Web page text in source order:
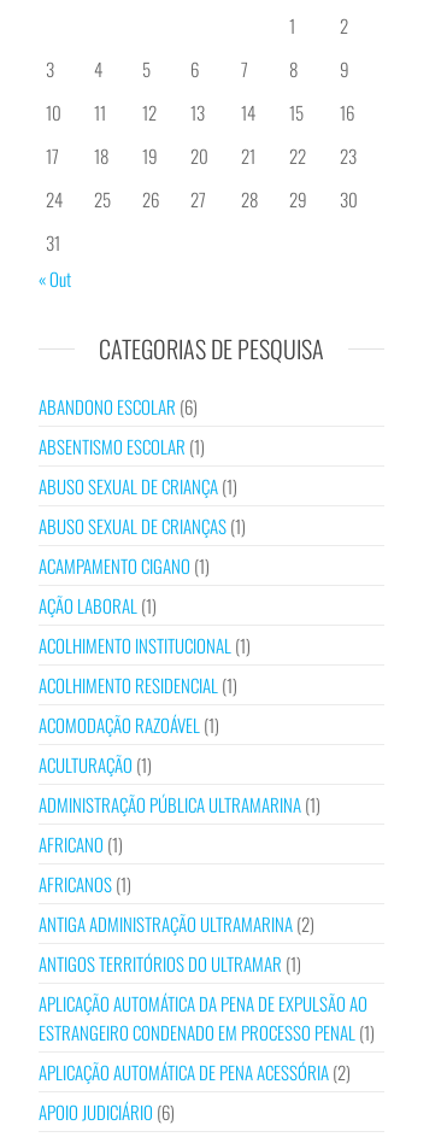
1
2
3
4 5 6 7 8
9
10
11 12 13 14 15
16
17
18 19 20 21 22
23
24
25 26 27 28 29
30
31
« Out
CATEGORIAS DE PESQUISA
ABANDONO ESCOLAR (6)
ABSENTISMO ESCOLAR (1)
ABUSO SEXUAL DE CRIANÇA(1)
ABUSO SEXUAL DE CRIANÇAS(1)
ACAMPAMENTO CIGANO (1)
AÇÃO LABORAL (1)
ACOLHIMENTO INSTITUCIONAL (1)
ACOLHIMENTO RESIDENCIAL (1)
ACOMODAÇÃO RAZOÁVEL (1)
ACULTURAÇÃO (1)
ADMINISTRAÇÃO PÚBLICA ULTRAMARINA(1)
AFRICANO (1)
AFRICANOS(1)
ANTIGA ADMINISTRAÇÃO ULTRAMARINA(2)
ANTIGOS TERRITÓRIOS DO ULTRAMAR (1)
APLICAÇÃO AUTOMÁTICA DA PENA DE EXPULSÃO AO
ESTRANGEIRO CONDENADO EM PROCESSO PENAL (1)
APLICAÇÃO AUTOMÁTICA DE PENA ACESSÓRIA(2)
APOIO JUDICIÁRIO (6)